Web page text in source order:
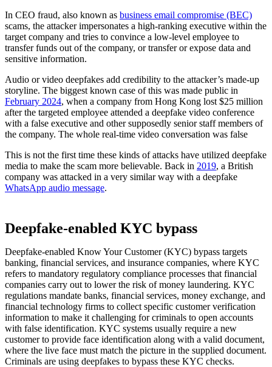
In CEO fraud, also known as business email compromise (BEC)
scams, the attacker impersonates a high-ranking executive within the
target company and tries to convince a low-level employee to
transfer funds out of the company, or transfer or expose data and
sensitive information.
Audio or video deepfakes add credibility to the attacker’s made-up
storyline. The biggest known case of this was made public in
February 2024, when a company from Hong Kong lost $25 million
after the targeted employee attended a deepfake video conference
with a false executive and other supposedly senior staff members of
the company. The whole real-time video conversation was false
This is not the first time these kinds of attacks have utilized deepfake
media to make the scam more believable. Back in 2019, a British
company was attacked in a very similar way with a deepfake
WhatsApp audio message.
Deepfake-enabled KYC bypass
Deepfake-enabled Know Your Customer (KYC) bypass targets
banking, financial services, and insurance companies, where KYC
refers to mandatory regulatory compliance processes that financial
companies carry out to lower the risk of money laundering. KYC
regulations mandate banks, financial services, money exchange, and
financial technology firms to collect specific customer verification
information to make it challenging for criminals to open accounts
with false identification. KYC systems usually require a new
customer to provide face identification along with a valid document,
where the live face must match the picture in the supplied document.
Criminals are using deepfakes to bypass these KYC checks.